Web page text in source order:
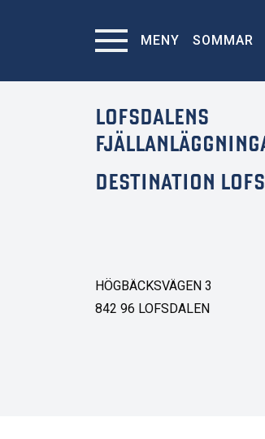
MENY SOMMAR
LOFSDALENS
DESTINATION
HÖGBÄCKSVÄGEN 3
842 96 LOFSDALEN